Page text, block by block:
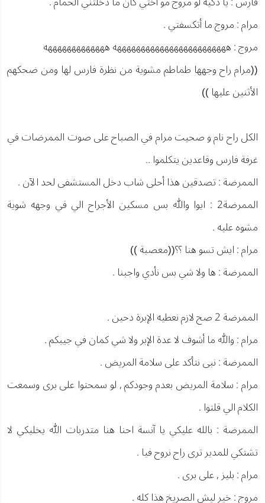
مرام : مروج ما أتكسفتي .
مروج : ههههههههههههههههههههههههه هههههههههههههه
((مرام راح وجهها طماطم مشوية من نظرة فارس لها ومن ضحكهم
الأثنين عليها ))
الكل راح نام و صحيت مرام في الصباح على صوت الممرضات في
غرفة فارس وقاعدين يتكلموا ..
الممرضة : تصدقين هذا أحلى شاب دخل المستشفى لحد الآن .
الممرضة2 : ايوا والله بس مسكين الأجراح الي في وجهه شوية
مشوه عليه .
مرام : ايش تسو هنا ؟؟((معصبة ))
الممرضة : ها ولا شي بس نأدي واجبنا .
الممرضة 2 صح لازم نعطيه الإبرة دحين .
مرام : والله ما أشوف لا عدة الإبر ولا شي كمان في جيبكم .
الممرضة : نبى نتأكد على سلامة المريض .
مرام : سلامة المريض بعدم وجودكم , لو سمحتوا على برى وسمعت
الكلام الي قلتوا .
الممرضة : بالله عليكي يا آنسة احنا هنا متدربات الله يخليكي لا
تشتكي للمدير ترى راح نروح فيا .
مرام : بليز , على برى .
مروج : خير ليش الصريخ هذا كله .